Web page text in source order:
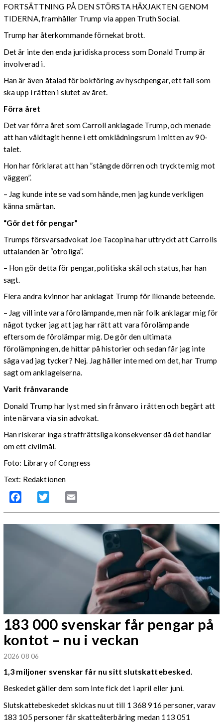
FORTSÄTTNING PÅ DEN STÖRSTA HÄXJAKTEN GENOM
TIDERNA, framhåller Trump via appen Truth Social.
Trump har återkommande förnekat brott.
Det är inte den enda juridiska process som Donald Trump är
involverad i.
Han är även åtalad för bokföring av hyschpengar, ett fall som
ska upp i rätten i slutet av året.
Förra året
Det var förra året som Carroll anklagade Trump, och menade
att han våldtagit henne i ett omklädningsrum i mitten av 90-
talet.
Hon har förklarat att han ”stängde dörren och tryckte mig mot
väggen”.
– Jag kunde inte se vad som hände, men jag kunde verkligen
känna smärtan.
“Gör det för pengar”
Trumps försvarsadvokat Joe Tacopina har uttryckt att Carrolls
uttalanden är “otroliga”.
– Hon gör detta för pengar, politiska skäl och status, har han
sagt.
Flera andra kvinnor har anklagat Trump för liknande beteende.
– Jag vill inte vara förolämpande, men när folk anklagar mig för
något tycker jag att jag har rätt att vara förolämpande
eftersom de förolämpar mig. De gör den ultimata
förolämpningen, de hittar på historier och sedan får jag inte
säga vad jag tycker? Nej. Jag håller inte med om det, har Trump
sagt om anklagelserna.
Varit frånvarande
Donald Trump har lyst med sin frånvaro i rätten och begärt att
inte närvara via sin advokat.
Han riskerar inga straffrättsliga konsekvenser då det handlar
om ett civilmål.
Foto: Library of Congress
Text: Redaktionen
Facebook Twitter
183 000 svenskar får pengar på
kontot – nu i veckan
2026 08 06
1,3 miljoner svenskar får nu sitt slutskattebesked.
Beskedet gäller dem som inte fick det i april eller juni.
Slutskattebeskedet skickas nu ut till 1 368 916 personer, varav
183 105 personer får skatteåterbäring medan 113 051